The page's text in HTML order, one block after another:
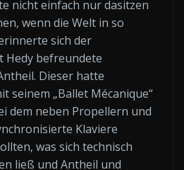
nicht einfach nur dasitzen
wenn die Welt in so
sich der
Hedy befreundete
Dieser hatte
seinem „Ballet Mécanique“
dem neben Propellern und
Klaviere
was sich technisch
ließ und Antheil und